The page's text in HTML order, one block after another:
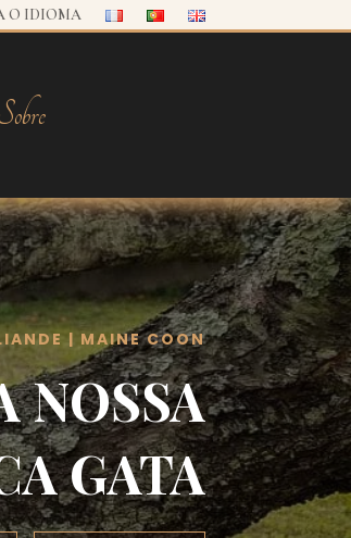
O IDIOMA
| MAINE COON
NOSSA
GATA